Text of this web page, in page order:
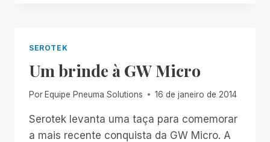
SEROTEK
Um brinde à GW Micro
Por Equipe Pneuma Solutions 16 de janeiro de 2014
Serotek levanta uma taça para comemorar
a mais recente conquista da GW Micro. A